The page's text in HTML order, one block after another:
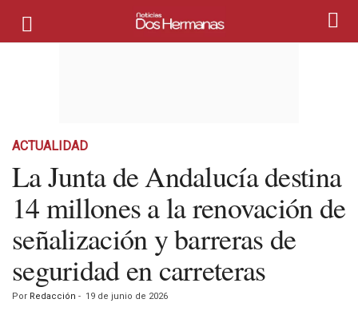
ACTUALIDAD
La Junta de Andalucía destina
14 millones a la renovación de
señalización y barreras de
seguridad en carreteras
Por Redacción - 19 de junio de 2026